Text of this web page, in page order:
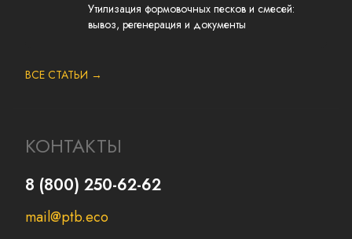
Утилизация формовочных песков и смесей:
вывоз, регенерация и документы
ВСЕ СТАТЬИ →
КОНТАКТЫ
8 (800) 250-62-62
mail@ptb.eco